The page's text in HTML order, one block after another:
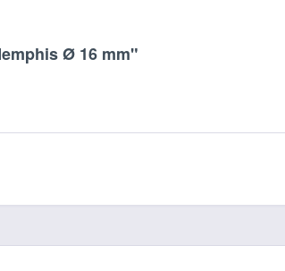
Ø 16 mm"